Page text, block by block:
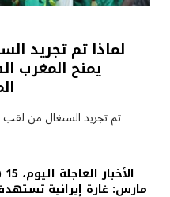
لماذا تم تجريد
مارس: غارة إيرانية